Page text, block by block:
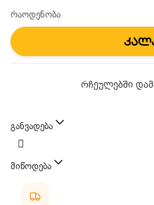
რაოდენობა
რჩეულებში
განვადება
მიწოდება